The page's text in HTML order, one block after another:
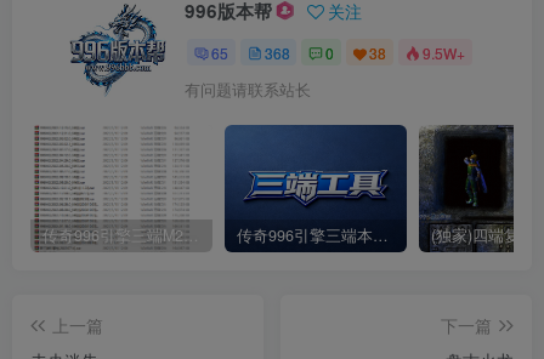
996版本帮 关注
65 368 0 38 9.5W+
有问题请联系站长
传奇996引擎三端M2各期引擎包合集(持续更新) 传奇996引擎三端本地数据库
上一篇
下一篇